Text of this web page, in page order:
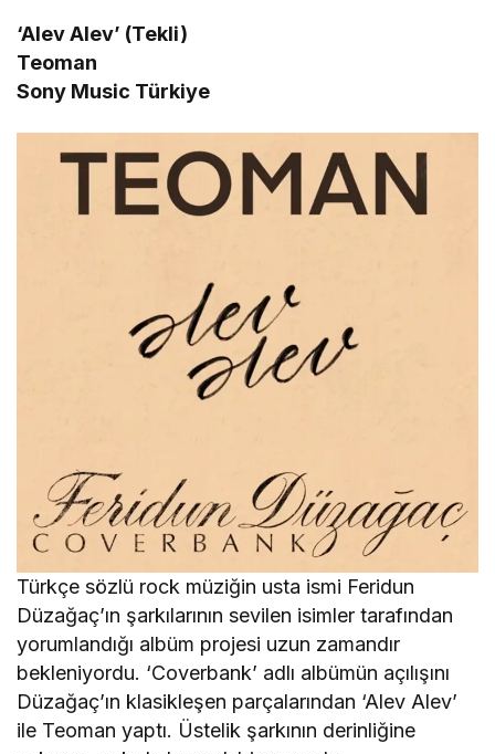
‘Alev Alev’ (Tekli)
Teoman
Sony Music Türkiye
Türkçe sözlü rock müziğin usta ismi Feridun
Düzağaç’ın şarkılarının sevilen isimler tarafından
yorumlandığı albüm projesi uzun zamandır
bekleniyordu. ‘Coverbank’ adlı albümün açılışını
Düzağaç’ın klasikleşen parçalarından ‘Alev Alev’
ile Teoman yaptı. Üstelik şarkının derinliğine